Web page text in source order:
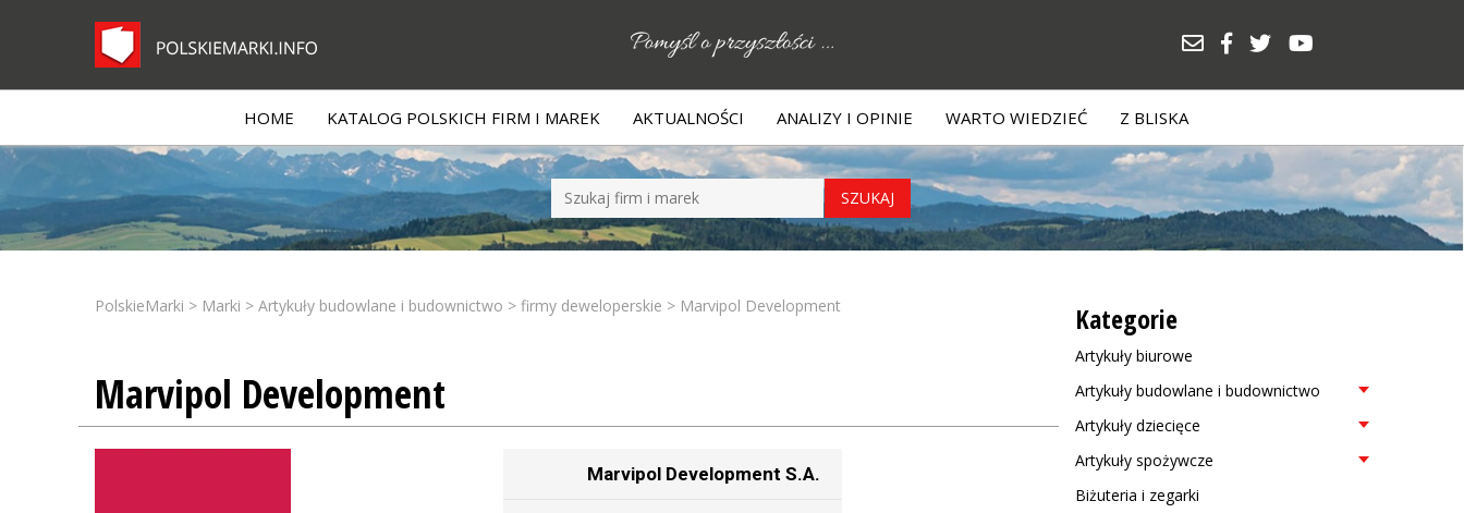
HOME KATALOG POLSKICH FIRM I MAREK AKTUALNOŚCI ANALIZY I OPINIE WARTO WIEDZIEĆ Z BLISKA
PolskieMarki > Marki > Artykuły budowlane i budownictwo > firmy deweloperskie > Marvipol Development
Marvipol Development
Marvipol Development S.A.
Kategorie
Artykuły biurowe
Artykuły budowlane i budownictwo
Artykuły dziecięce
Artykuły spożywcze
Biżuteria i zegarki